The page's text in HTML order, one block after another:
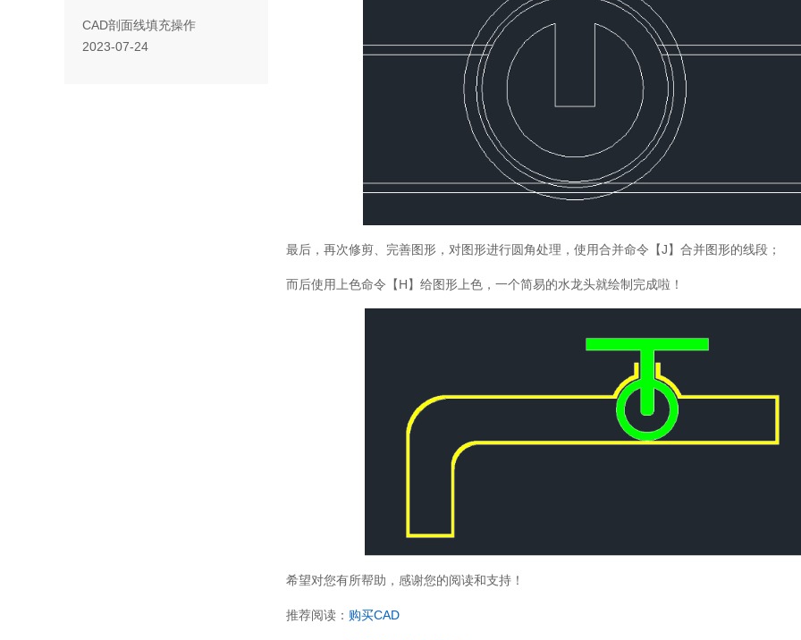
CAD剖面线填充操作
2023-07-24
最后，再次修剪、完善图形，对图形进行圆角处理，使用合并命令【J】合并图形的线段；
而后使用上色命令【H】给图形上色，一个简易的水龙头就绘制完成啦！
希望对您有所帮助，感谢您的阅读和支持！
推荐阅读： 购买CAD